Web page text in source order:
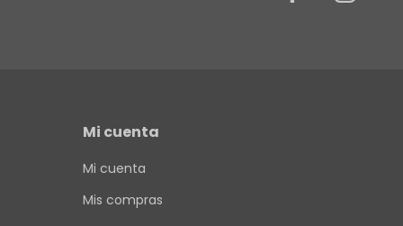
Mi cuenta
Mi cuenta
Mis compras